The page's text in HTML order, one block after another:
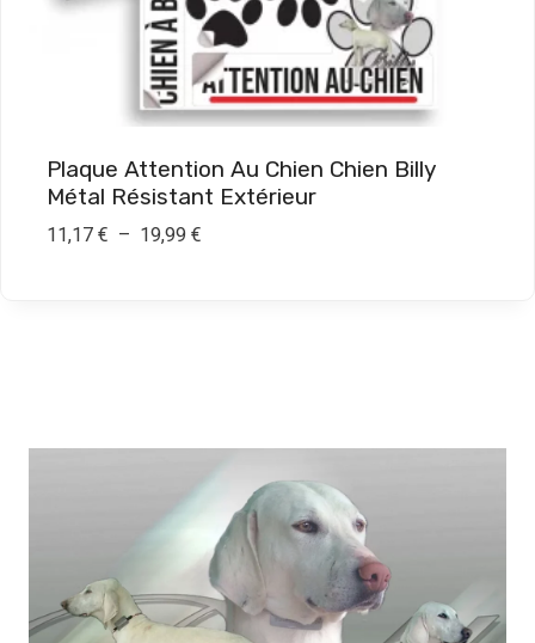
€
à
1
,
9
0
Plaque Attention Au Chien Chien Billy
Métal Résistant Extérieur
11,17 € – 19,99 €P
p
r
: